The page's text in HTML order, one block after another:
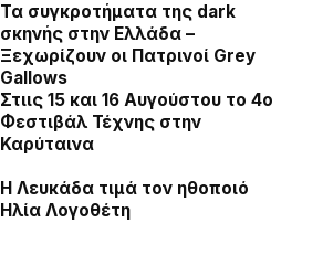
Τα συγκροτήματα της dark
σκηνής στην Ελλάδα –
Ξεχωρίζουν οι Πατρινοί Grey
Gallows
Στιις 15 και 16 Αυγούστου το 4ο
Φεστιβάλ Τέχνης στην
Καρύταινα
Η Λευκάδα τιμά τον ηθοποιό
Ηλία Λογοθέτη